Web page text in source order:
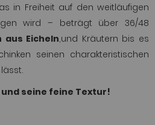
in Freiheit auf den weitläufigen
wird – beträgt über 36/48
Eicheln,und Kräutern bis es
seinen charakteristischen
seine feine Textur!